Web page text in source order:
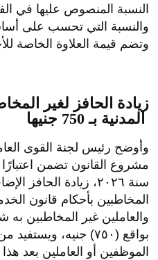
النسبة المنصوص عليها في
والنسبة التي تحسب على
وتضم قيمة العلاوة الخاصة
زيادة الحافز لغير
وأوضح رئيس لجنة القوى
مشروع القانون تضمن
سنة ۲۰۲٦، زيادة
المخاطبين بأحكام قانون
والعاملين غير المخاطبين به
بواقع (٧٥٠) جنيه،
الموظفين أو العاملين بعد هذا